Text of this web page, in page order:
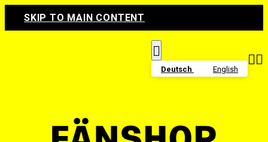
SKIP TO MAIN CONTENT

Deutsch English
